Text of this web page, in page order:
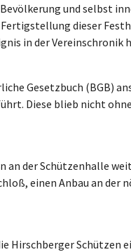
und selbst
dieser
in der Vereinschronik
Gesetzbuch (BGB)
Diese blieb nicht
an der Schützenhalle
einen Anbau an der
Hirschberger Schützen